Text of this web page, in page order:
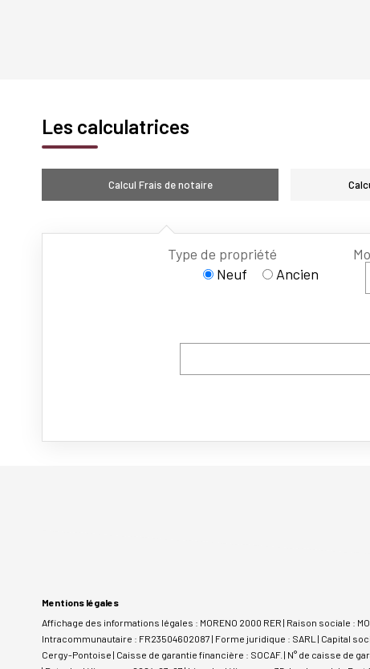
Les calculatrices
Calcul Frais de notaire
Mentions légales
Affichage des informations légales : MORENO 2000 RER | Raison sociale :
Intracommunautaire : FR23504602087 | Forme juridique : SARL | Capital
Cergy-Pontoise | Caisse de garantie financière : SOCAF. | N° de caisse de